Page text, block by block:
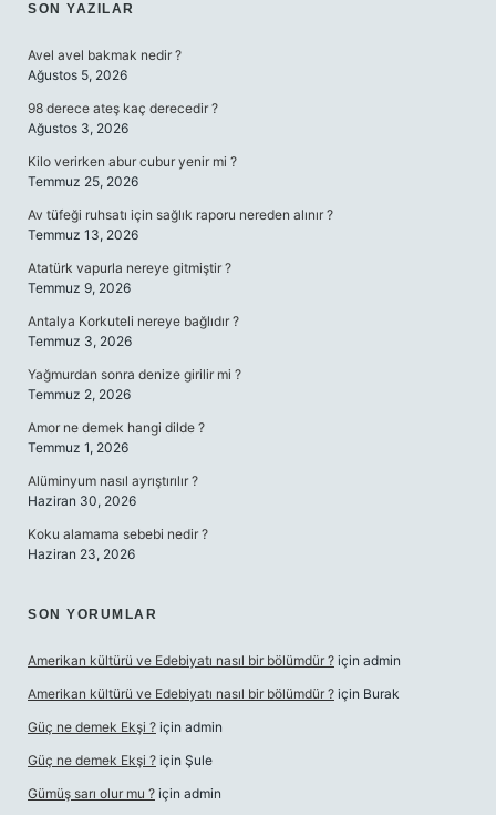
SIDEBAR
SON YAZILAR
Avel avel bakmak nedir ?
Ağustos 5, 2026
98 derece ateş kaç derecedir ?
Ağustos 3, 2026
Kilo verirken abur cubur yenir mi ?
Temmuz 25, 2026
Av tüfeği ruhsatı için sağlık raporu nereden alınır ?
Temmuz 13, 2026
Atatürk vapurla nereye gitmiştir ?
Temmuz 9, 2026
Antalya Korkuteli nereye bağlıdır ?
Temmuz 3, 2026
Yağmurdan sonra denize girilir mi ?
Temmuz 2, 2026
Amor ne demek hangi dilde ?
Temmuz 1, 2026
Alüminyum nasıl ayrıştırılır ?
Haziran 30, 2026
Koku alamama sebebi nedir ?
Haziran 23, 2026
SON YORUMLAR
Amerikan kültürü ve Edebiyatı nasıl bir bölümdür ? için admin
Amerikan kültürü ve Edebiyatı nasıl bir bölümdür ? için Burak
Güç ne demek Ekşi ? için admin
Güç ne demek Ekşi ? için Şule
Gümüş sarı olur mu ? için admin